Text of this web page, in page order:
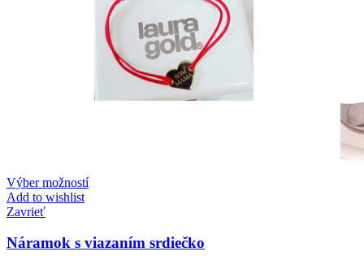
Výber možností
Add to wishlist
Zavrieť
Náramok s viazaním srdiečko